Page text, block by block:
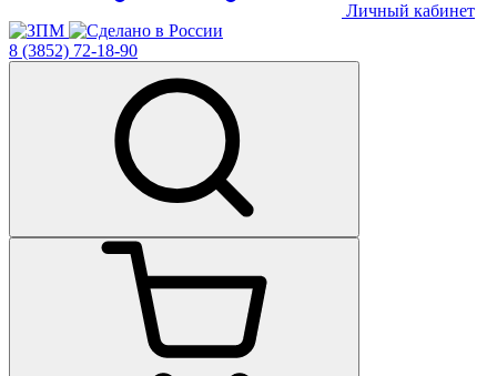
Личный кабинет
8 (3852) 72-18-90